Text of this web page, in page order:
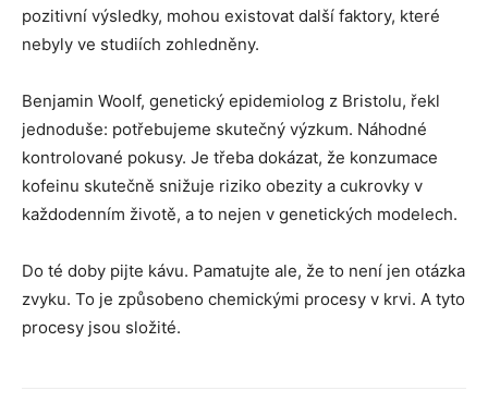
pozitivní výsledky, mohou existovat další faktory, které
nebyly ve studiích zohledněny.
Benjamin Woolf, genetický epidemiolog z Bristolu, řekl
jednoduše: potřebujeme skutečný výzkum. Náhodné
kontrolované pokusy. Je třeba dokázat, že konzumace
kofeinu skutečně snižuje riziko obezity a cukrovky v
každodenním životě, a to nejen v genetických modelech.
Do té doby pijte kávu. Pamatujte ale, že to není jen otázka
zvyku. To je způsobeno chemickými procesy v krvi. A tyto
procesy jsou složité.